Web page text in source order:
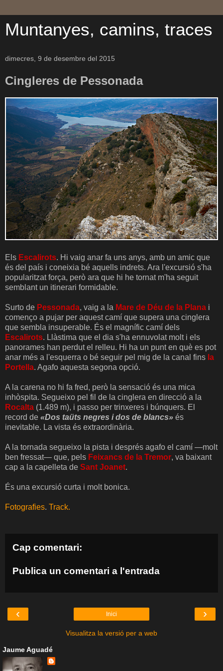
Muntanyes, camins, traces
dimecres, 9 de desembre del 2015
Cingleres de Pessonada
Els Escalirots. Hi vaig anar fa uns anys, amb un amic que
és del país i coneixia bé aquells indrets. Ara l'excursió s'ha
popularitzat força, però ara que hi he tornat m'ha seguit
semblant un itinerari formidable.
Surto de Pessonada, vaig a la Mare de Déu de la Plana i
començo a pujar per aquest camí que supera una cinglera
que sembla insuperable. És el magnífic camí dels
Escalirots. Llàstima que el dia s'ha ennuvolat molt i els
panorames han perdut el relleu. Hi ha un punt en què es pot
anar més a l'esquerra o bé seguir pel mig de la canal fins la
Portella. Agafo aquesta segona opció.
A la carena no hi fa fred, però la sensació és una mica
inhòspita. Segueixo pel fil de la cinglera en direcció a la
Rocalta (1.489 m), i passo per trinxeres i búnquers. El
record de «Dos taüts negres i dos de blancs» és
inevitable. La vista és extraordinària.
A la tornada segueixo la pista i després agafo el camí —molt
ben fressat— que, pels Feixancs de la Tremor, va baixant
cap a la capelleta de Sant Joanet.
És una excursió curta i molt bonica.
Fotografies. Track.
Cap comentari:
Publica un comentari a l'entrada
‹ ›
Inici
Visualitza la versió per a web
Jaume Aguadé